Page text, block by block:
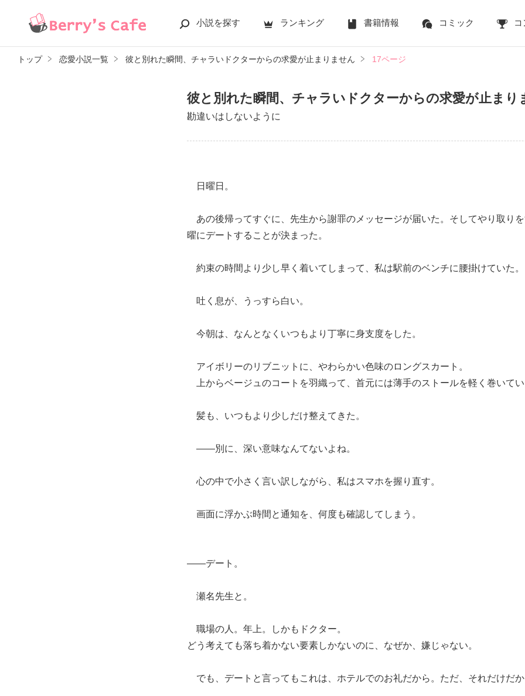
小説を探す ランキング 書籍情報 コミック
トップ 恋愛小説一覧 彼と別れた瞬間、チャラいドクターからの求愛が止まりません 17ページ
彼と別れた瞬間、チャラいドクターからの求愛が止まり
勘違いはしないように
日曜日。
あの後帰ってすぐに、先生から謝罪のメッセージが届いた。そしてやり取り
曜にデートすることが決まった。
約束の時間より少し早く着いてしまって、私は駅前のベンチに腰掛けていた。
吐く息が、うっすら白い。
今朝は、なんとなくいつもより丁寧に身支度をした。
アイボリーのリブニットに、やわらかい色味のロングスカート。
上からベージュのコートを羽織って、首元には薄手のストールを軽く巻いて
髪も、いつもより少しだけ整えてきた。
――別に、深い意味なんてないよね。
心の中で小さく言い訳しながら、私はスマホを握り直す。
画面に浮かぶ時間と通知を、何度も確認してしまう。
——デート。
瀬名先生と。
職場の人。年上。しかもドクター。
どう考えても落ち着かない要素しかないのに、なぜか、嫌じゃない。
でも、デートと言ってもこれは、ホテルでのお礼だから。ただ、それだけだ